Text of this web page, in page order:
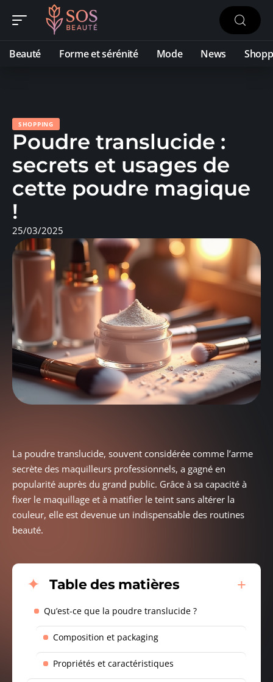
Beauté Forme et sérénité Mode News
SHOPPING
Poudre translucide :
secrets et usages de
cette poudre magique
!
25/03/2025
La poudre translucide, souvent considérée comme l’arme
secrète des maquilleurs professionnels, a gagné en
popularité auprès du grand public. Grâce à sa capacité à
fixer le maquillage et à matifier le teint sans altérer la
couleur, elle est devenue un indispensable des routines
beauté.
Table des matières
Qu’est-ce que la poudre translucide ?
Composition et packaging
Propriétés et caractéristiques